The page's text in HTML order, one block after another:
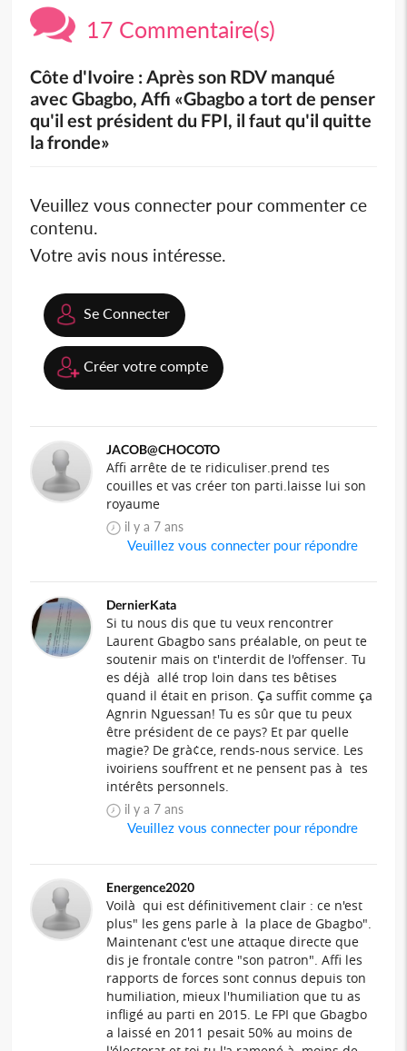
17 Commentaire(s)
Côte d'Ivoire : Après son RDV manqué
avec Gbagbo, Affi «Gbagbo a tort de penser
qu'il est président du FPI, il faut qu'il quitte
la fronde»
Veuillez vous connecter pour commenter ce
contenu.
Votre avis nous intéresse.
Se Connecter
Créer votre compte
JACOB@CHOCOTO
Affi arrête de te ridiculiser.prend tes
couilles et vas créer ton parti.laisse lui son
royaume
il y a 7 ans
Veuillez vous connecter pour répondre
DernierKata
Si tu nous dis que tu veux rencontrer
Laurent Gbagbo sans préalable, on peut te
soutenir mais on t'interdit de l'offenser. Tu
es déjà allé trop loin dans tes bêtises
quand il était en prison. Ça suffit comme ça
Agnrin Nguessan! Tu es sûr que tu peux
être président de ce pays? Et par quelle
magie? De grà¢ce, rends-nous service. Les
ivoiriens souffrent et ne pensent pas à tes
intérêts personnels.
il y a 7 ans
Veuillez vous connecter pour répondre
Energence2020
Voilà qui est définitivement clair : ce n'est
plus" les gens parle à la place de Gbagbo".
Maintenant c'est une attaque directe que
dis je frontale contre "son patron". Affi les
rapports de forces sont connus depuis ton
humiliation, mieux l'humiliation que tu as
infligé au parti en 2015. Le FPI que Gbagbo
a laissé en 2011 pesait 50% au moins de